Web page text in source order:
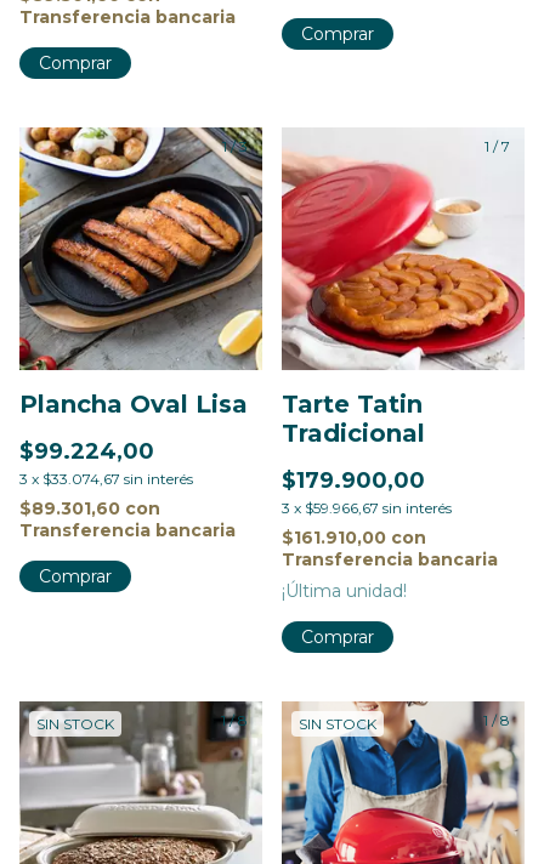
Transferencia bancaria
1/3
Plancha Oval Lisa
$99.224,00
3 x $33.074,67 sin interés
$89.301,60 con
Transferencia bancaria
1 /7
Tarte Tatin
Tradicional
$179.900,00
3 x $59.966,67 sin interés
$161.910,00 con
Transferencia bancaria
¡Última unidad!
Comprar
1/8
SIN STOCK 1 /8
SIN STOCK